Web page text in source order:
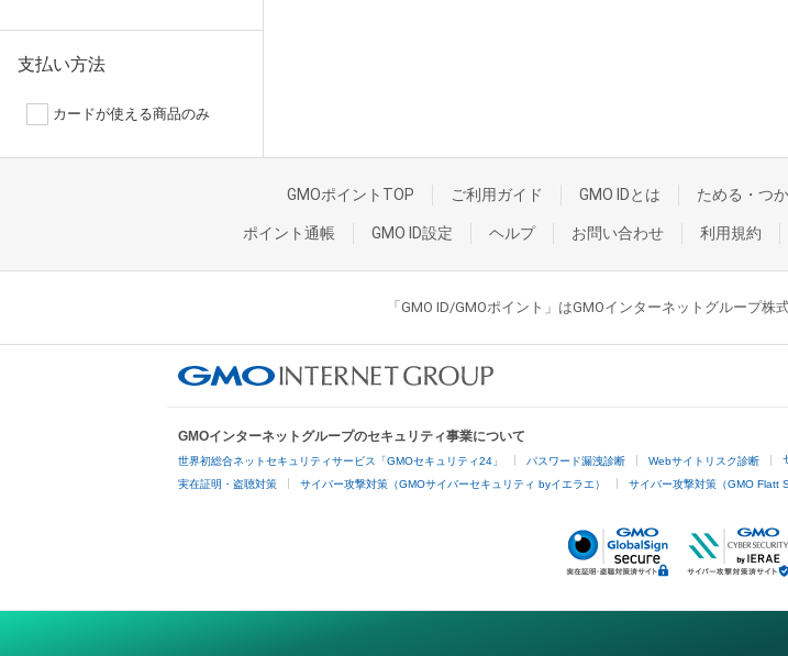
支払い方法
カードが使える商品のみ
GMOポイントTOP ご利用ガイド GMO IDとは ためる・つ
ポイント通帳 GMO ID設定 ヘルプ お問い合わせ 利用規約
「GMO ID/GMOポイント」はGMOインターネットグループ株
GMOインターネットグループのセキュリティ事業について
世界初総合ネットセキュリティサービス「GMOセキュリティ24」 パスワード漏洩診断 Webサイトリスク診断
実在証明・盗聴対策 サイバー攻撃対策（GMOサイバーセキュリティ byイエラエ） サイバー攻撃対策（GMO Flatt